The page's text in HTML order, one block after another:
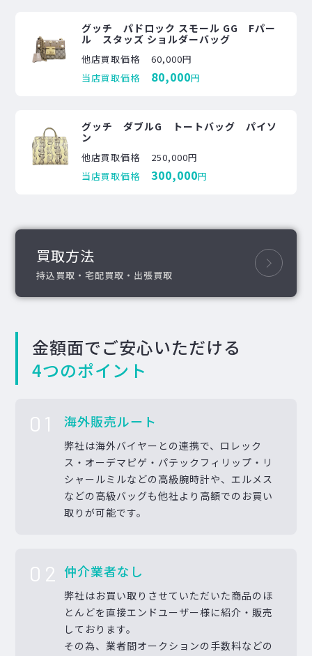
グッチ パドロック スモール GG Fパー
ル スタッズ ショルダーバッグ
他店買取価格
60,000円
当店買取価格
80,000円
グッチ ダブルG トートバッグ パイソ
ン
他店買取価格
250,000円
当店買取価格
300,000円
買取方法
持込買取・宅配買取・出張買取
金額面でご安心いただける
4つのポイント
01 海外販売ルート
弊社は海外バイヤーとの連携で、ロレック
ス・オーデマピゲ・パテックフィリップ・リ
シャールミルなどの高級腕時計や、エルメス
などの高級バッグも他社より高額でのお買い
取りが可能です。
02 仲介業者なし
弊社はお買い取りさせていただいた商品のほ
とんどを直接エンドユーザー様に紹介・販売
しております。
その為、業者間オークションの手数料などの